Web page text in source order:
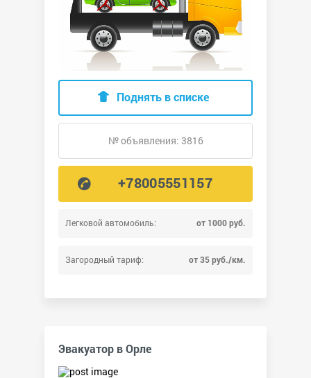
Легковой автомобиль: от 1000 руб.
Загородный тариф: от 35 руб./км.
Поднять в списке
№ объявления: 3816
+78005551157
Эвакуатор в Орле